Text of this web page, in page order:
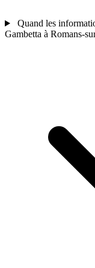
Quand les
Gambetta à Romans-